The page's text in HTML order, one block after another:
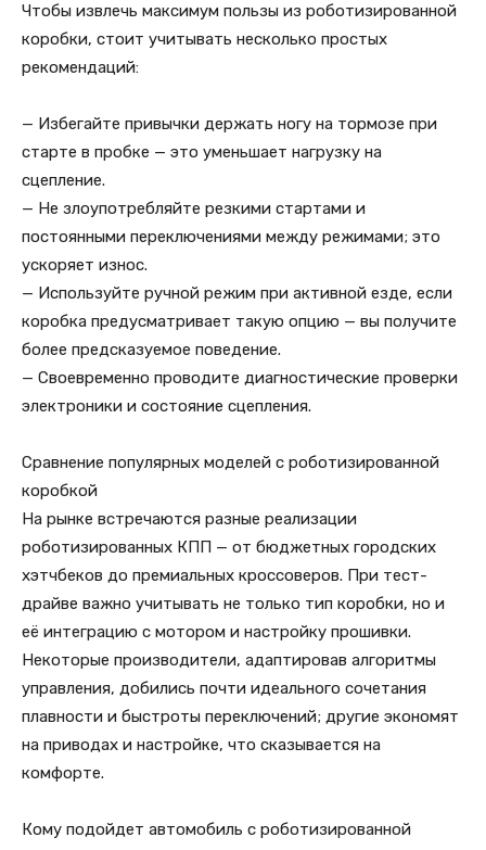
Чтобы извлечь максимум пользы из роботизированной
коробки, стоит учитывать несколько простых
рекомендаций:
— Избегайте привычки держать ногу на тормозе при
старте в пробке — это уменьшает нагрузку на
сцепление.
— Не злоупотребляйте резкими стартами и
постоянными переключениями между режимами; это
ускоряет износ.
— Используйте ручной режим при активной езде, если
коробка предусматривает такую опцию — вы получите
более предсказуемое поведение.
— Своевременно проводите диагностические проверки
электроники и состояние сцепления.
Сравнение популярных моделей с роботизированной
коробкой
На рынке встречаются разные реализации
роботизированных КПП — от бюджетных городских
хэтчбеков до премиальных кроссоверов. При тест-
драйве важно учитывать не только тип коробки, но и
её интеграцию с мотором и настройку прошивки.
Некоторые производители, адаптировав алгоритмы
управления, добились почти идеального сочетания
плавности и быстроты переключений; другие экономят
на приводах и настройке, что сказывается на
комфорте.
Кому подойдет автомобиль с роботизированной